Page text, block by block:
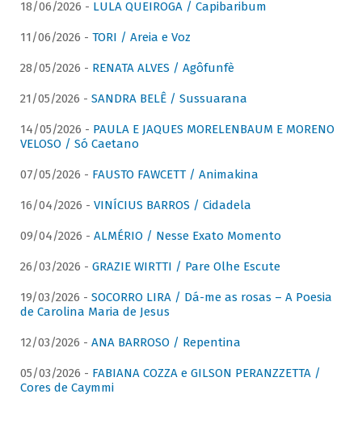
18/06/2026 - LULA QUEIROGA / Capibaribum
11/06/2026 - TORI / Areia e Voz
28/05/2026 - RENATA ALVES / Agôfunfè
21/05/2026 - SANDRA BELÊ / Sussuarana
14/05/2026 - PAULA E JAQUES MORELENBAUM E MORENO
VELOSO / Só Caetano
07/05/2026 - FAUSTO FAWCETT / Animakina
16/04/2026 - VINÍCIUS BARROS / Cidadela
09/04/2026 - ALMÉRIO / Nesse Exato Momento
26/03/2026 - GRAZIE WIRTTI / Pare Olhe Escute
19/03/2026 - SOCORRO LIRA / Dá-me as rosas – A Poesia
de Carolina Maria de Jesus
12/03/2026 - ANA BARROSO / Repentina
05/03/2026 - FABIANA COZZA e GILSON PERANZZETTA /
Cores de Caymmi